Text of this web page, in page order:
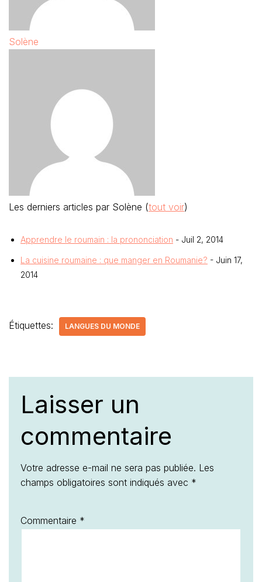
Solène
Les derniers articles par Solène (tout voir)
Apprendre le roumain : la prononciation - Juil 2, 2014
La cuisine roumaine : que manger en Roumanie? - Juin 17,
2014
Étiquettes: LANGUES DU MONDE
Laisser un
commentaire
Votre adresse e-mail ne sera pas publiée. Les
champs obligatoires sont indiqués avec *
Commentaire *